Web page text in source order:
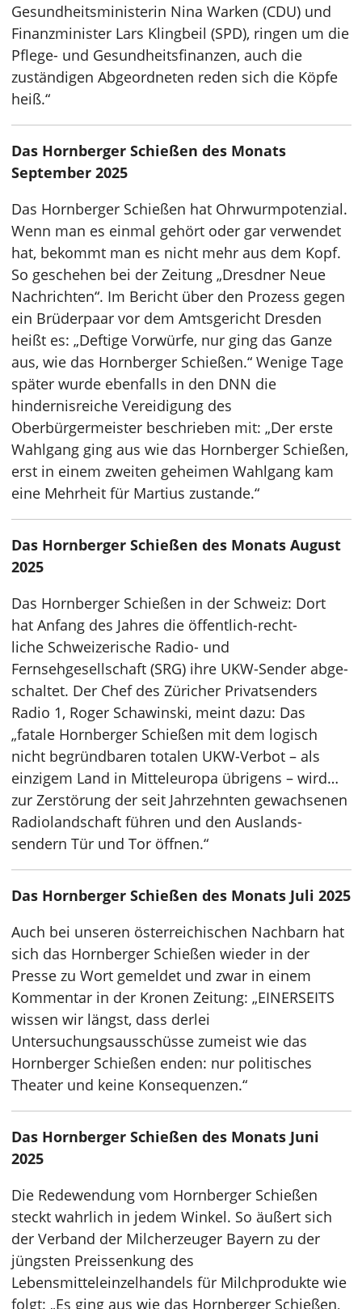
Gesundheitsministerin Nina Warken (CDU) und
Finanzminister Lars Klingbeil (SPD), ringen um die
Pflege- und Gesundheitsfinanzen, auch die
zuständigen Abgeordneten reden sich die Köpfe
heiß.“
Das Hornberger Schießen des Monats
September 2025
Das Hornberger Schießen hat Ohrwurmpotenzial.
Wenn man es einmal gehört oder gar verwendet
hat, bekommt man es nicht mehr aus dem Kopf.
So geschehen bei der Zeitung „Dresdner Neue
Nachrichten“. Im Bericht über den Prozess gegen
ein Brüderpaar vor dem Amtsgericht Dresden
heißt es: „Deftige Vorwürfe, nur ging das Ganze
aus, wie das Hornberger Schießen.“ Wenige Tage
später wurde ebenfalls in den DNN die
hindernisreiche Vereidigung des
Oberbürgermeister beschrieben mit: „Der erste
Wahlgang ging aus wie das Hornberger Schießen,
erst in einem zweiten geheimen Wahlgang kam
eine Mehrheit für Martius zustande.“
Das Hornberger Schießen des Monats August
2025
Das Hornberger Schießen in der Schweiz: Dort
hat Anfang des Jahres die öffent­lich-recht­
liche Schweizerische Radio- und
Fernsehgesellschaft (SRG) ihre UKW-Sender abge­
schaltet. Der Chef des Züricher Privat­senders
Radio 1, Roger Scha­winski, meint dazu: Das
„fatale Horn­berger Schießen mit dem logisch
nicht begründ­baren totalen UKW-Verbot – als
einzigem Land in Mittel­europa übrigens – wird…
zur Zerstö­rung der seit Jahr­zehnten gewach­senen
Radio­land­schaft führen und den Auslands­
sendern Tür und Tor öffnen.“
Das Hornberger Schießen des Monats Juli 2025
Auch bei unseren österreichischen Nachbarn hat
sich das Hornberger Schießen wieder in der
Presse zu Wort gemeldet und zwar in einem
Kommentar in der Kronen Zeitung: „EINERSEITS
wissen wir längst, dass derlei
Untersuchungsausschüsse zumeist wie das
Hornberger Schießen enden: nur politisches
Theater und keine Konsequenzen.“
Das Hornberger Schießen des Monats Juni
2025
Die Redewendung vom Hornberger Schießen
steckt wahrlich in jedem Winkel. So äußert sich
der Verband der Milcherzeuger Bayern zu der
jüngsten Preissenkung des
Lebensmitteleinzelhandels für Milchprodukte wie
folgt: „Es ging aus wie das Hornberger Schießen,